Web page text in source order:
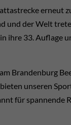
erneut
und der Welt
ihre 33. Auflage
Brandenburg
unseren
für spannende